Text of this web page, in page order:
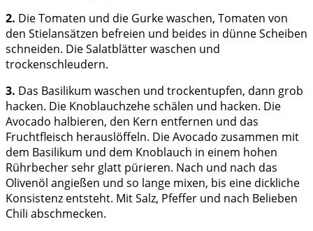
2. Die Tomaten und die Gurke waschen, Tomaten von
den Stielansätzen befreien und beides in dünne Scheiben
schneiden. Die Salatblätter waschen und
trockenschleudern.
3. Das Basilikum waschen und trockentupfen, dann grob
hacken. Die Knoblauchzehe schälen und hacken. Die
Avocado halbieren, den Kern entfernen und das
Fruchtfleisch herauslöffeln. Die Avocado zusammen mit
dem Basilikum und dem Knoblauch in einem hohen
Rührbecher sehr glatt pürieren. Nach und nach das
Olivenöl angießen und so lange mixen, bis eine dickliche
Konsistenz entsteht. Mit Salz, Pfeffer und nach Belieben
Chili abschmecken.